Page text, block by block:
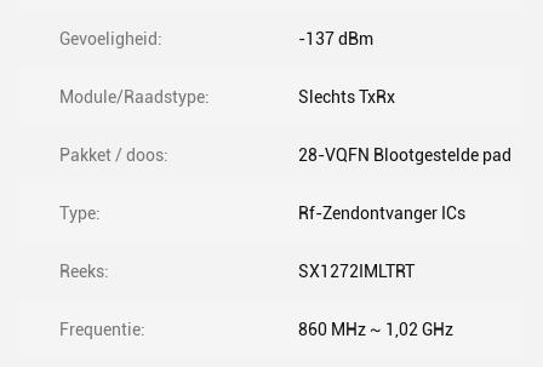
Gevoeligheid: -137 dBm
Module/Raadstype: Slechts TxRx
Pakket / doos: 28-VQFN Blootgestelde pad
Type: Rf-Zendontvanger ICs
Reeks: SX1272IMLTRT
Frequentie: 860 MHz ~ 1,02 GHz